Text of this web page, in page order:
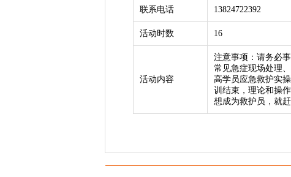
联系电话 13824722392
活动时数 16
活动内容
注意事项：请务必
常见急症现场处理
高学员应急救护实
训结束，理论和操
想成为救护员，就